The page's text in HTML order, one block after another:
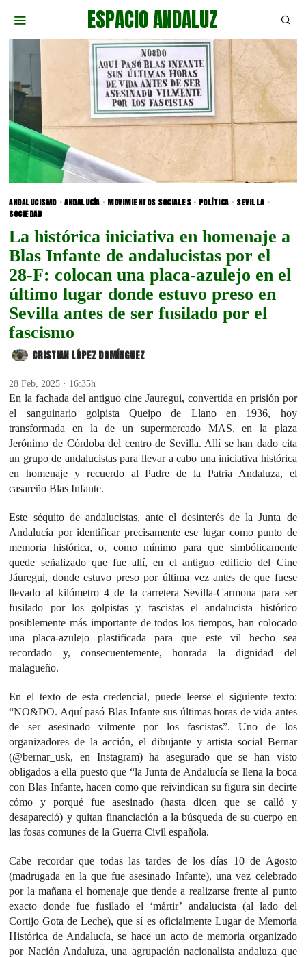
ESPACIO ANDALUZ
ANDALUCISMO · ANDALUCÍA · MOVIMIENTOS SOCIALES · POLÍTICA · SEVILLA ·
SOCIEDAD
La histórica iniciativa en homenaje a
Blas Infante de andalucistas por el
28-F: colocan una placa-azulejo en el
último lugar donde estuvo preso en
Sevilla antes de ser fusilado por el
fascismo
CRISTIAN LÓPEZ DOMÍNGUEZ
28 Feb, 2025 · 16:35h
En la fachada del antiguo cine Jauregui, convertida en prisión por
el sanguinario golpista Queipo de Llano en 1936, hoy
transformada en la de un supermercado MAS, en la plaza
Jerónimo de Córdoba del centro de Sevilla. Allí se han dado cita
un grupo de andalucistas para llevar a cabo una iniciativa histórica
en homenaje y recuerdo al Padre de la Patria Andaluza, el
casareño Blas Infante.
Este séquito de andalucistas, ante el desinterés de la Junta de
Andalucía por identificar precisamente ese lugar como punto de
memoria histórica, o, como mínimo para que simbólicamente
quede señalizado que fue allí, en el antiguo edificio del Cine
Jáuregui, donde estuvo preso por última vez antes de que fuese
llevado al kilómetro 4 de la carretera Sevilla-Carmona para ser
fusilado por los golpistas y fascistas el andalucista histórico
posiblemente más importante de todos los tiempos, han colocado
una placa-azulejo plastificada para que este vil hecho sea
recordado y, consecuentemente, honrada la dignidad del
malagueño.
En el texto de esta credencial, puede leerse el siguiente texto:
“NO&DO. Aquí pasó Blas Infante sus últimas horas de vida antes
de ser asesinado vilmente por los fascistas”. Uno de los
organizadores de la acción, el dibujante y artista social Bernar
(@bernar_usk, en Instagram) ha asegurado que se han visto
obligados a ella puesto que “la Junta de Andalucía se llena la boca
con Blas Infante, hacen como que reivindican su figura sin decirte
cómo y porqué fue asesinado (hasta dicen que se calló y
desapareció) y quitan financiación a la búsqueda de su cuerpo en
las fosas comunes de la Guerra Civil española.
Cabe recordar que todas las tardes de los días 10 de Agosto
(madrugada en la que fue asesinado Infante), una vez celebrado
por la mañana el homenaje que tiende a realizarse frente al punto
exacto donde fue fusilado el ‘mártir’ andalucista (al lado del
Cortijo Gota de Leche), que sí es oficialmente Lugar de Memoria
Histórica de Andalucía, se hace un acto de memoria organizado
por Nación Andaluza, una agrupación nacionalista andaluza que